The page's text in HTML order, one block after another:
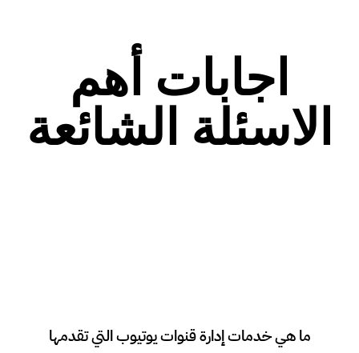
اجابات أهم
الاسئلة الشائعة
ما هي خدمات إدارة قنوات يوتيوب التي تقدمها
تشمل الخدمات إنشاء وإدارة القناة، إنتاج وتحرير الفيديوهات، تحسين